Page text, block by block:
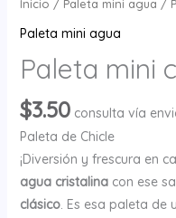
Inicio / Paleta mini agua /
Paleta mini agua
Paleta mini
$3.50 consulta vía
Paleta de Chicle
¡Diversión y frescura en
agua cristalinacon ese
clásico. Es esa paleta de